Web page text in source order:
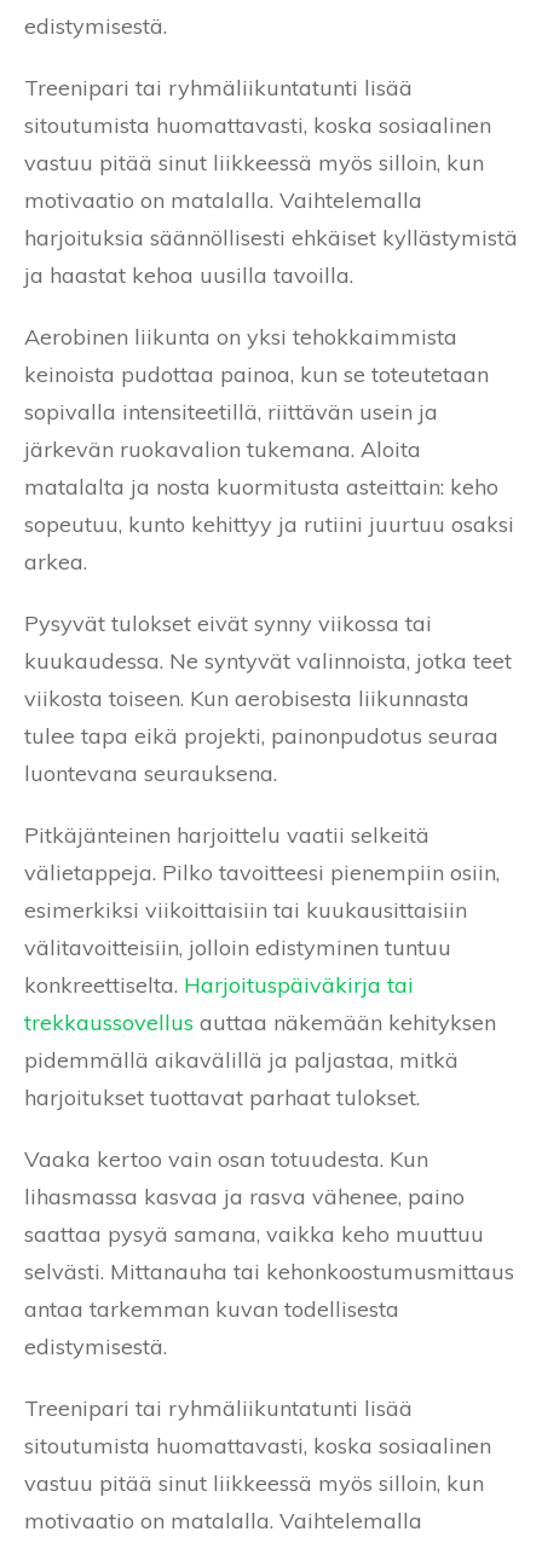
edistymisestä.
Treenipari tai ryhmäliikuntatunti lisää
sitoutumista huomattavasti, koska sosiaalinen
vastuu pitää sinut liikkeessä myös silloin, kun
motivaatio on matalalla. Vaihtelemalla
harjoituksia säännöllisesti ehkäiset kyllästymistä
ja haastat kehoa uusilla tavoilla.
Aerobinen liikunta on yksi tehokkaimmista
keinoista pudottaa painoa, kun se toteutetaan
sopivalla intensiteetillä, riittävän usein ja
järkevän ruokavalion tukemana. Aloita
matalalta ja nosta kuormitusta asteittain: keho
sopeutuu, kunto kehittyy ja rutiini juurtuu osaksi
arkea.
Pysyvät tulokset eivät synny viikossa tai
kuukaudessa. Ne syntyvät valinnoista, jotka teet
viikosta toiseen. Kun aerobisesta liikunnasta
tulee tapa eikä projekti, painonpudotus seuraa
luontevana seurauksena.
Pitkäjänteinen harjoittelu vaatii selkeitä
välietappeja. Pilko tavoitteesi pienempiin osiin,
esimerkiksi viikoittaisiin tai kuukausittaisiin
välitavoitteisiin, jolloin edistyminen tuntuu
konkreettiselta. Harjoituspäiväkirja tai
trekkaussovellus auttaa näkemään kehityksen
pidemmällä aikavälillä ja paljastaa, mitkä
harjoitukset tuottavat parhaat tulokset.
Vaaka kertoo vain osan totuudesta. Kun
lihasmassa kasvaa ja rasva vähenee, paino
saattaa pysyä samana, vaikka keho muuttuu
selvästi. Mittanauha tai kehonkoostumusmittaus
antaa tarkemman kuvan todellisesta
edistymisestä.
Treenipari tai ryhmäliikuntatunti lisää
sitoutumista huomattavasti, koska sosiaalinen
vastuu pitää sinut liikkeessä myös silloin, kun
motivaatio on matalalla. Vaihtelemalla